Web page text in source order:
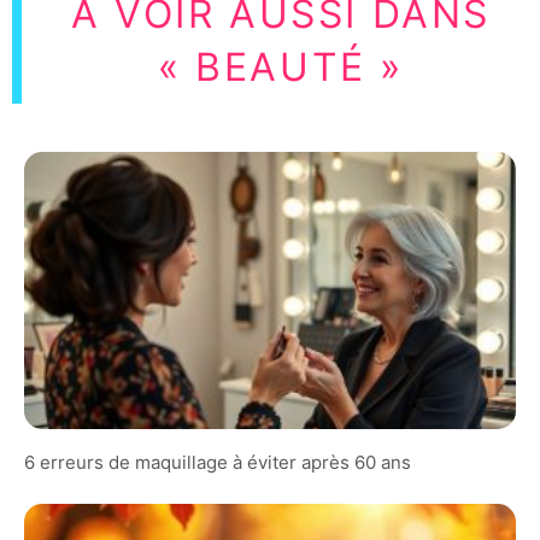
À VOIR AUSSI DANS
« BEAUTÉ »
6 erreurs de maquillage à éviter après 60 ans